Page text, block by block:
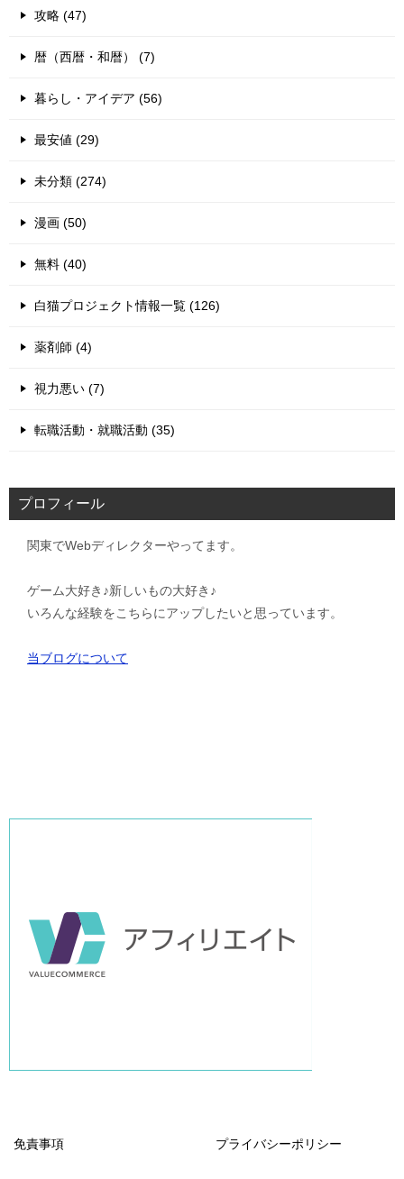
攻略 (47)
暦（西暦・和暦） (7)
暮らし・アイデア (56)
最安値 (29)
未分類 (274)
漫画 (50)
無料 (40)
白猫プロジェクト情報一覧 (126)
薬剤師 (4)
視力悪い (7)
転職活動・就職活動 (35)
プロフィール
関東でWebディレクターやってます。
ゲーム大好き♪新しいもの大好き♪
いろんな経験をこちらにアップしたいと思っています。
当ブログについて
免責事項 プライバシーポリシー